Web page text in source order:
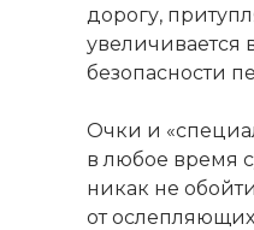
дорогу,
увеличивается
безопасности
Очки и
в любое время
никак не
от